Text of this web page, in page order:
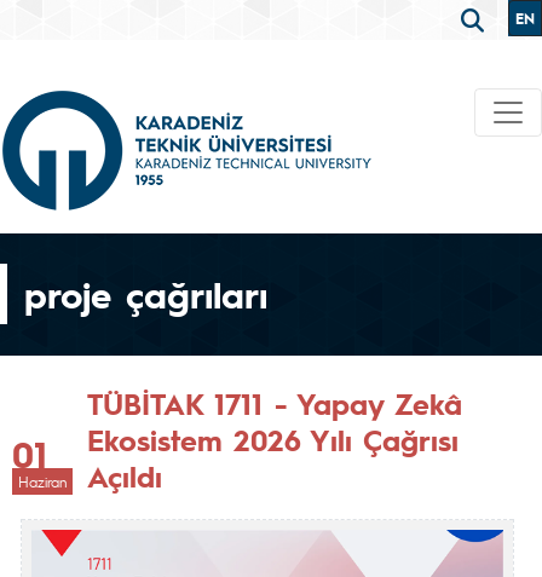
EN
proje çağrıları
01
Haziran
TÜBİTAK 1711 - Yapay Zekâ
Ekosistem 2026 Yılı Çağrısı
Açıldı